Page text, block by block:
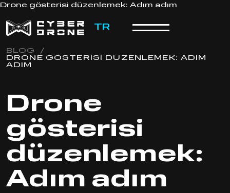
Drone gösterisi düzenlemek: Adım adım
TR
BLOG
/
DRONE GÖSTERISI DÜZENLEMEK: ADIM
ADIM
Drone
gösterisi
düzenlemek:
Adım adım